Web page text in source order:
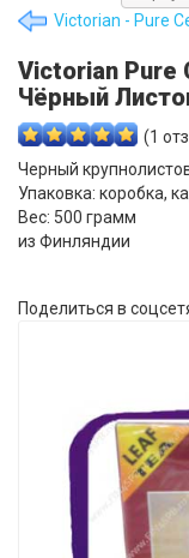
Victorian - Pure
Victorian Pure
Чёрный
(1
Черный
Упаковка: коробка,
Вес: 500 грамм
из Финляндии
Поделиться в